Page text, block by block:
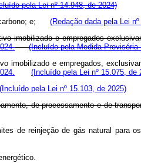
pela Lei nº 14.948, de 2024)
carbono; e; (Redação dada pela Lei
imobilizado e empregados
(Incluído pela Medida Provisória
e empregados,
(Incluído pela Lei nº 15.075, de
(Incluído pela Lei nº 15.103, de 2025)
de processamento e de
de reinjeção de gás natural